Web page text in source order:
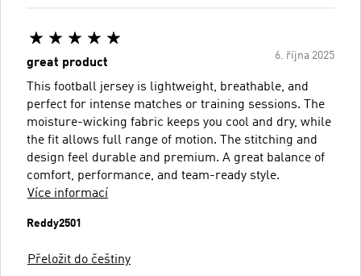
6. října 2025
great product
This football jersey is lightweight, breathable, and
perfect for intense matches or training sessions. The
moisture-wicking fabric keeps you cool and dry, while
the fit allows full range of motion. The stitching and
design feel durable and premium. A great balance of
comfort, performance, and team-ready style.
Více informací
Reddy2501
Přeložit do češtiny